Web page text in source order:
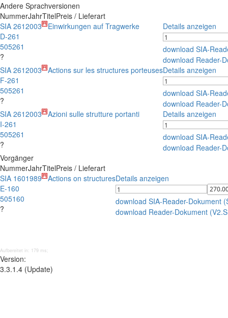
Andere Sprachversionen
NummerJahrTitelPreis / Lieferart
SIA 261
D-261
505261
?
2003 Einwirkungen auf Tragwerke Details anzeigen
download SIA-
download Reader-
SIA 261
F-261
505261
?
2003 Actions sur les structures porteusesDetails anzeigen
download SIA-
download Reader-
SIA 261
I-261
505261
?
2003 Azioni sulle strutture portanti Details anzeigen
download SIA-
download Reader-
Vorgänger
NummerJahrTitelPreis / Lieferart
SIA 160
E-160
505160
?
1989 Actions on structuresDetails anzeigen
download SIA-Reader-Dokument
download Reader-Dokument
Aufbereitet in: 179 ms;
Version:
3.3.1.4 (Update)